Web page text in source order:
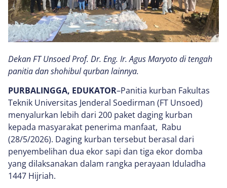
Dekan FT Unsoed Prof. Dr. Eng. Ir. Agus Maryoto di tengah
panitia dan shohibul qurban lainnya.
PURBALINGGA, EDUKATOR–Panitia kurban Fakultas
Teknik Universitas Jenderal Soedirman (FT Unsoed)
menyalurkan lebih dari 200 paket daging kurban
kepada masyarakat penerima manfaat, Rabu
(28/5/2026). Daging kurban tersebut berasal dari
penyembelihan dua ekor sapi dan tiga ekor domba
yang dilaksanakan dalam rangka perayaan Iduladha
1447 Hijriah.